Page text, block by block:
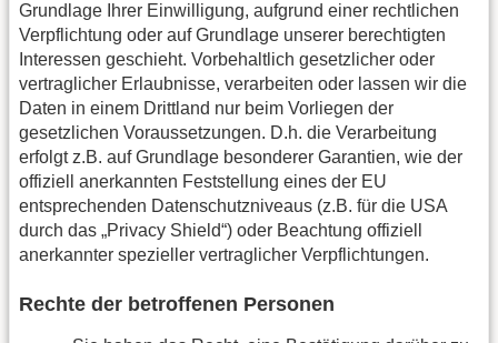
Grundlage Ihrer Einwilligung, aufgrund einer rechtlichen
Verpflichtung oder auf Grundlage unserer berechtigten
Interessen geschieht. Vorbehaltlich gesetzlicher oder
vertraglicher Erlaubnisse, verarbeiten oder lassen wir die
Daten in einem Drittland nur beim Vorliegen der
gesetzlichen Voraussetzungen. D.h. die Verarbeitung
erfolgt z.B. auf Grundlage besonderer Garantien, wie der
offiziell anerkannten Feststellung eines der EU
entsprechenden Datenschutzniveaus (z.B. für die USA
durch das „Privacy Shield“) oder Beachtung offiziell
anerkannter spezieller vertraglicher Verpflichtungen.
Rechte der betroffenen Personen